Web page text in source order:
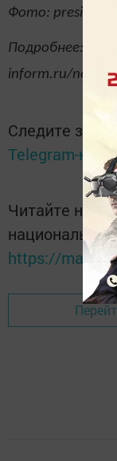
Фото:
Подробнее:
inform.ru/news/
Следите за
Telegram-
Читайте
https://